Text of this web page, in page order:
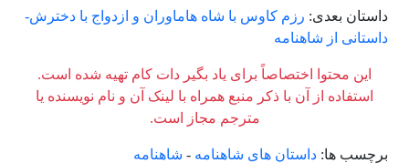
داستان بعدی: رزم کاوس با شاه هاماوران و ازدواج با دخترش-
داستانی از شاهنامه
این محتوا اختصاصاً برای یاد بگیر دات کام تهیه شده است.
استفاده از آن با ذکر منبع همراه با لینک آن و نام نویسنده یا
مترجم مجاز است.
برچسب ها: داستان های شاهنامه - شاهنامه